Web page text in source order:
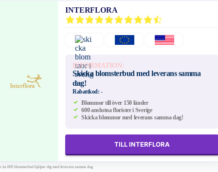
INTERFLORA
INFORMATION:
Skicka blomsterbud med leverans samma
dag!
Rabattkod: -
Blommor till över 150 länder
600 anslutna florister i Sverige
Skicka blommor med leverans samma dag!
TILL INTERFLORA
än 600 blomsterbud hjälper dig med leverans samma dag